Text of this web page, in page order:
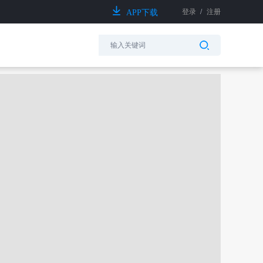
APP下载 登录 / 注册